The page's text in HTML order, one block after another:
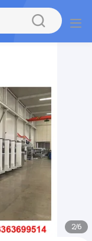
2/6